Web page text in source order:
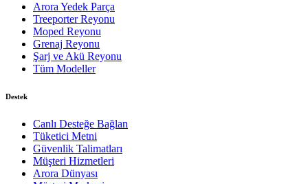
Arora Yedek Parça
Treeporter Reyonu
Moped Reyonu
Grenaj Reyonu
Şarj ve Akü Reyonu
Tüm Modeller
Destek
Canlı Desteğe Bağlan
Tüketici Metni
Güvenlik Talimatları
Müşteri Hizmetleri
Arora Dünyası